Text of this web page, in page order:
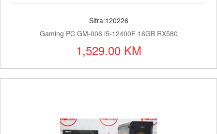
Šifra:120226
Gaming PC GM-006 i5-12400F 16GB RX580
1,529.00 KM